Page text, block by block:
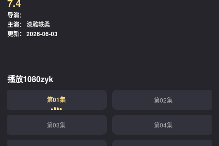
导演：
主演： 漆雕轶柔
更新： 2026-06-03
播放1080zyk
第01集 第02集
第03集 第04集